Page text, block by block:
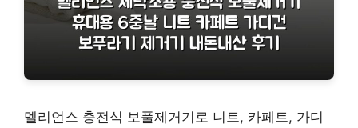
멜리언스 충전식 보풀제거기로 니트, 카페트, 가디